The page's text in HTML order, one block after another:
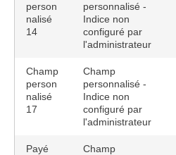
person
nalisé
14
personnalisé -
Indice non
configuré par
l'administrateur
Champ
person
nalisé
17
Champ
personnalisé -
Indice non
configuré par
l'administrateur
Payé
Champ